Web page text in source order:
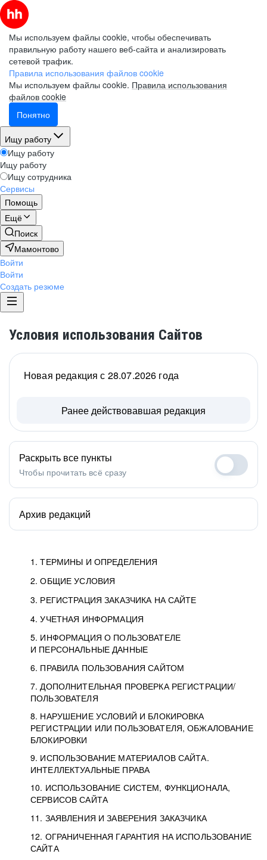
Мы используем файлы cookie, чтобы обеспечивать
правильную работу нашего веб-сайта и анализировать
сетевой трафик.
Правила использования файлов cookie
Мы используем файлы cookie. Правила использования
файлов cookie
Понятно
Ищу работу
Ищу работу
Ищу работу
Ищу сотрудника
Сервисы
Помощь
Ещё
Поиск
Мамонтово
Войти
Войти
Создать резюме
Условия использования Сайтов
1. ТЕРМИНЫ И ОПРЕДЕЛЕНИЯ
2. ОБЩИЕ УСЛОВИЯ
3. РЕГИСТРАЦИЯ ЗАКАЗЧИКА НА САЙТЕ
4. УЧЕТНАЯ ИНФОРМАЦИЯ
5. ИНФОРМАЦИЯ О ПОЛЬЗОВАТЕЛЕ
И ПЕРСОНАЛЬНЫЕ ДАННЫЕ
6. ПРАВИЛА ПОЛЬЗОВАНИЯ САЙТОМ
7. ДОПОЛНИТЕЛЬНАЯ ПРОВЕРКА РЕГИСТРАЦИИ/
ПОЛЬЗОВАТЕЛЯ
8. НАРУШЕНИЕ УСЛОВИЙ И БЛОКИРОВКА
РЕГИСТРАЦИИ ИЛИ ПОЛЬЗОВАТЕЛЯ, ОБЖАЛОВАНИЕ
БЛОКИРОВКИ
9. ИСПОЛЬЗОВАНИЕ МАТЕРИАЛОВ САЙТА.
ИНТЕЛЛЕКТУАЛЬНЫЕ ПРАВА
10. ИСПОЛЬЗОВАНИЕ СИСТЕМ, ФУНКЦИОНАЛА,
СЕРВИСОВ САЙТА
11. ЗАЯВЛЕНИЯ И ЗАВЕРЕНИЯ ЗАКАЗЧИКА
12. ОГРАНИЧЕННАЯ ГАРАНТИЯ НА ИСПОЛЬЗОВАНИЕ
САЙТА
Новая редакция с 28.07.2026 года
Ранее действовавшая редакция
Раскрыть все пункты
Чтобы прочитать всё сразу
Архив редакций